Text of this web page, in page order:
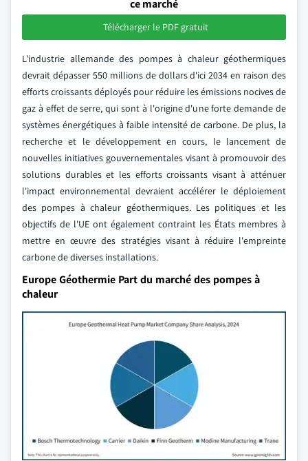
ce marché
Télécharger le PDF gratuit
L'industrie allemande des pompes à chaleur géothermiques
devrait dépasser 550 millions de dollars d'ici 2034 en raison des
efforts croissants déployés pour réduire les émissions nocives de
gaz à effet de serre, qui sont à l'origine d'une forte demande de
systèmes énergétiques à faible intensité de carbone. De plus, la
recherche et le développement en cours, le lancement de
nouvelles initiatives gouvernementales visant à promouvoir des
solutions durables et les efforts croissants visant à atténuer
l'impact environnemental devraient accélérer le déploiement
des pompes à chaleur géothermiques. Les politiques et les
objectifs de l'UE ont également contraint les États membres à
mettre en œuvre des stratégies visant à réduire l'empreinte
carbone de diverses installations.
Europe Géothermie Part du marché des pompes à
chaleur